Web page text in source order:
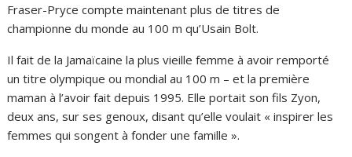
Fraser-Pryce compte maintenant plus de titres de
championne du monde au 100 m qu’Usain Bolt.
Il fait de la Jamaïcaine la plus vieille femme à avoir remporté
un titre olympique ou mondial au 100 m – et la première
maman à l’avoir fait depuis 1995. Elle portait son fils Zyon,
deux ans, sur ses genoux, disant qu’elle voulait « inspirer les
femmes qui songent à fonder une famille ».